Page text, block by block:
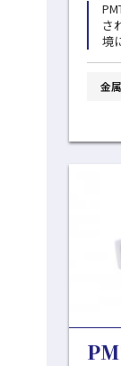
さ
境
金